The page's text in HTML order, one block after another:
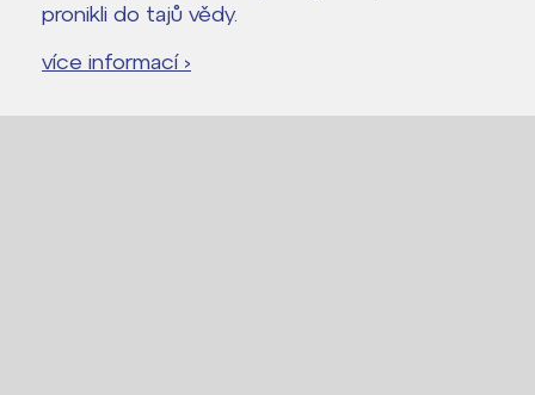
pronikli do tajů vědy.
více informací ›